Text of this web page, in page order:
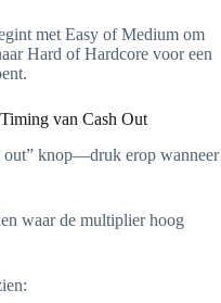
met Easy of Medium om
Hard of Hardcore voor een
van Cash Out
out” knop—druk erop wanneer
waar de multiplier hoog